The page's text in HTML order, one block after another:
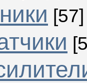
[57]